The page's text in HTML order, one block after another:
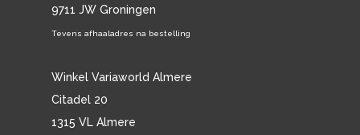
9711 JW Groningen
Tevens afhaaladres na bestelling
Winkel Variaworld Almere
Citadel 20
1315 VL Almere